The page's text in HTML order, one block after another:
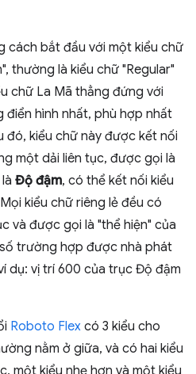
cách bắt đầu với một kiểu chữ
thường là kiểu chữ "Regular"
chữ La Mã thẳng đứng với
hình nhất, phù hợp nhất
đó, kiểu chữ này được kết nối
một dải liên tục, được gọi là
Độ đậm, có thể kết nối kiểu
kiểu chữ riêng lẻ đều có
và được gọi là "thể hiện" của
trường hợp được nhà phát
dụ: vị trí 600 của trục Độ đậm
Roboto Flex có 3 kiểu cho
nằm ở giữa, và có hai kiểu
một kiểu nhẹ hơn và một kiểu